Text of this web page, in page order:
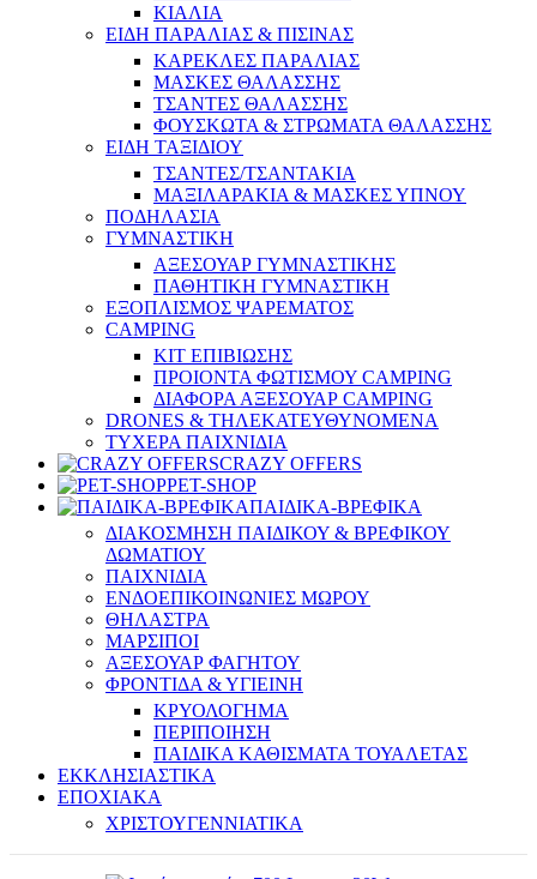
ΚΙΑΛΙΑ
ΕΙΔΗ ΠΑΡΑΛΙΑΣ & ΠΙΣΙΝΑΣ
ΚΑΡΕΚΛΕΣ ΠΑΡΑΛΙΑΣ
ΜΑΣΚΕΣ ΘΑΛΑΣΣΗΣ
ΤΣΑΝΤΕΣ ΘΑΛΑΣΣΗΣ
ΦΟΥΣΚΩΤΑ & ΣΤΡΩΜΑΤΑ ΘΑΛΑΣΣΗΣ
ΕΙΔΗ ΤΑΞΙΔΙΟΥ
ΤΣΑΝΤΕΣ/ΤΣΑΝΤΑΚΙΑ
ΜΑΞΙΛΑΡΑΚΙΑ & ΜΑΣΚΕΣ ΥΠΝΟΥ
ΠΟΔΗΛΑΣΙΑ
ΓΥΜΝΑΣΤΙΚΗ
ΑΞΕΣΟΥΑΡ ΓΥΜΝΑΣΤΙΚΗΣ
ΠΑΘΗΤΙΚΗ ΓΥΜΝΑΣΤΙΚΗ
ΕΞΟΠΛΙΣΜΟΣ ΨΑΡΕΜΑΤΟΣ
CAMPING
ΚΙΤ ΕΠΙΒΙΩΣΗΣ
ΠΡΟΙΟΝΤΑ ΦΩΤΙΣΜΟΥ CAMPING
ΔΙΑΦΟΡΑ ΑΞΕΣΟΥΑΡ CAMPING
DRONES & ΤΗΛΕΚΑΤΕΥΘΥΝΟΜΕΝΑ
ΤΥΧΕΡΑ ΠΑΙΧΝΙΔΙΑ
CRAZY OFFERS
PET-SHOP
ΠΑΙΔΙΚΑ-ΒΡΕΦΙΚΑ
ΔΙΑΚΟΣΜΗΣΗ ΠΑΙΔΙΚΟΥ & ΒΡΕΦΙΚΟΥ
ΔΩΜΑΤΙΟΥ
ΠΑΙΧΝΙΔΙΑ
ΕΝΔΟΕΠΙΚΟΙΝΩΝΙΕΣ ΜΩΡΟΥ
ΘΗΛΑΣΤΡΑ
ΜΑΡΣΙΠΟΙ
ΑΞΕΣΟΥΑΡ ΦΑΓΗΤΟΥ
ΦΡΟΝΤΙΔΑ & ΥΓΙΕΙΝΗ
ΚΡΥΟΛΟΓΗΜΑ
ΠΕΡΙΠΟΙΗΣΗ
ΠΑΙΔΙΚΑ ΚΑΘΙΣΜΑΤΑ ΤΟΥΑΛΕΤΑΣ
ΕΚΚΛΗΣΙΑΣΤΙΚΑ
ΕΠΟΧΙΑΚΑ
ΧΡΙΣΤΟΥΓΕΝΝΙΑΤΙΚΑ